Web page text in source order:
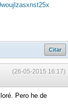
Citar
(26-05-2015 16:17)
Pero he de